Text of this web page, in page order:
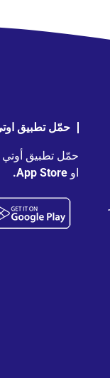
حمّل تطبيق
حمّل تطبيق أوتي
او App Store.